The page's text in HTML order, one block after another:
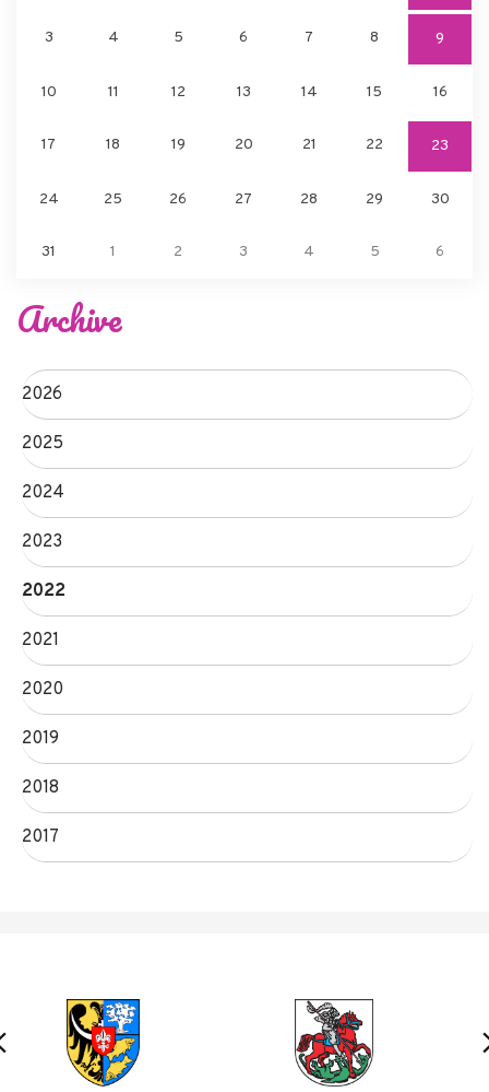
3 4 5 6 7 8 9
10 11 12 13 14 15 16
17 18 19 20 21 22 23
24 25 26 27 28 29 30
31 1 2 3 4 5 6
Archive
2026
2025
2024
2023
2022
2021
2020
2019
2018
2017